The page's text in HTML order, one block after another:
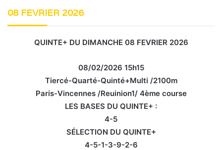
08 FEVRIER 2026
QUINTE+ DU DIMANCHE 08 FEVRIER 2026
08/02/2026 15h15
Tiercé-Quarté-Quinté+Multi /2100m
Paris-Vincennes /Reuinion1/ 4ème course
LES BASES DU QUINTE+ :
4-5
SÉLECTION DU QUINTE+
4-5-1-3-9-2-6